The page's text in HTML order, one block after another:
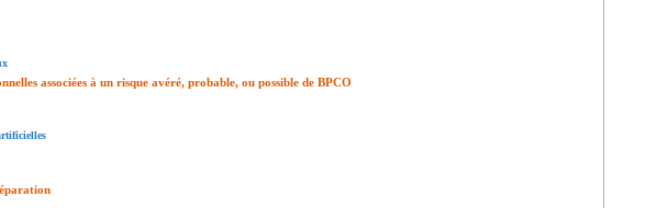
associées à un risque avéré, probable, ou possible de BPCO